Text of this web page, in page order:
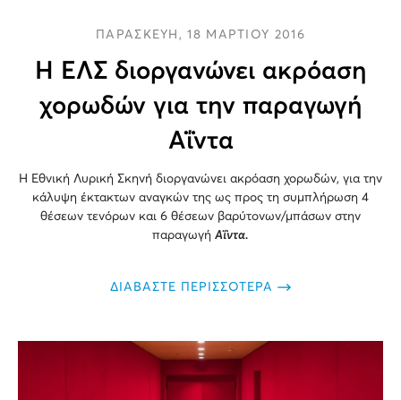
ΠΑΡΑΣΚΕΥΗ, 18 ΜΑΡΤΙΟΥ 2016
Η ΕΛΣ διοργανώνει ακρόαση
χορωδών για την παραγωγή
Αΐντα
Η Εθνική Λυρική Σκηνή διοργανώνει ακρόαση χορωδών, για την
κάλυψη έκτακτων αναγκών της ως προς τη συμπλήρωση 4
θέσεων τενόρων και 6 θέσεων βαρύτονων/μπάσων στην
παραγωγή Αΐντα.
ΔΙΑΒΑΣΤΕ ΠΕΡΙΣΣΟΤΕΡΑ